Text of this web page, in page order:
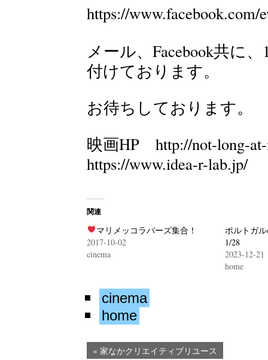
https://www.facebook.com/
メール、Facebook共に
付けております。
お待ちしております。
映画HP http://not-long-
https://www.idea-r-lab.jp/
関連
マリメッコラバーズ集合！
2017-10-02
cinema
ポルトガ
1/28
2023-12-21
home
cinema
home
« 家なかクリエイティブリユース